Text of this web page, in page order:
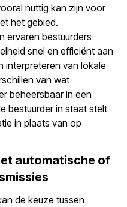
nuttig kan zijn voor
het gebied.
ervaren bestuurders
snel en efficiënt aan
interpreteren van lokale
van wat
beheersbaar in een
bestuurder in staat stelt
in plaats van op
automatische of
de keuze tussen